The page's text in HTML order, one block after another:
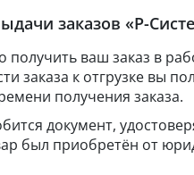
заказов «Р-
получить ваш заказ в
заказа к отгрузке вы
получения заказа.
документ,
был приобретён от